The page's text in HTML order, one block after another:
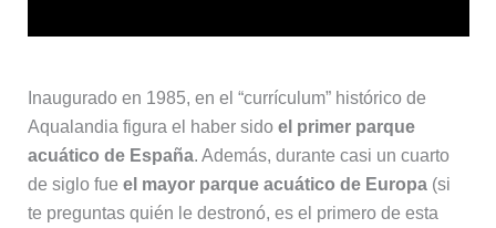
Inaugurado en 1985, en el “currículum” histórico de
Aqualandia figura el haber sido el primer parque
acuático de España. Además, durante casi un cuarto
de siglo fue el mayor parque acuático de Europa(si
te preguntas quién le destronó, es el primero de esta